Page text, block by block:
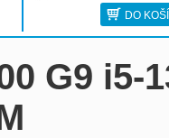
DO
G9 i5-